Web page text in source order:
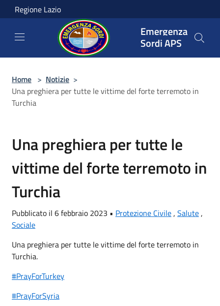
Salta al contenuto principale
Regione Lazio
Emergenza
Sordi APS
Home > Notizie >
Una preghiera per tutte le vittime del forte terremoto in
Turchia
Una preghiera per tutte le
vittime del forte terremoto in
Turchia
Pubblicato il 6 febbraio 2023 • Protezione Civile, Salute,
Sociale
Una preghiera per tutte le vittime del forte terremoto in
Turchia.
#PrayForTurkey
#PrayForSyria